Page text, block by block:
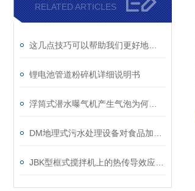
RELATED ARTICLES
锂电池管道粉碎机详细说明书